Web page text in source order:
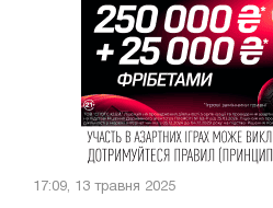
17:09, 13 травня 2025